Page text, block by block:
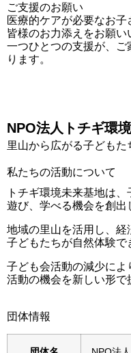
ご支援のお願い
医療的ケアが必要なお子
皆様のお力添えをお願い
一つひとつの支援が、
ります。
NPO法人トチギ環
里山から広がる子どもた
私たちの活動について
トチギ環境未来基地は
遊び、学べる機会を創出
地域の里山を活用し、
子どもたちが自然体験で
子ども会活動の減少に
活動の機会を新しい形で
団体情報